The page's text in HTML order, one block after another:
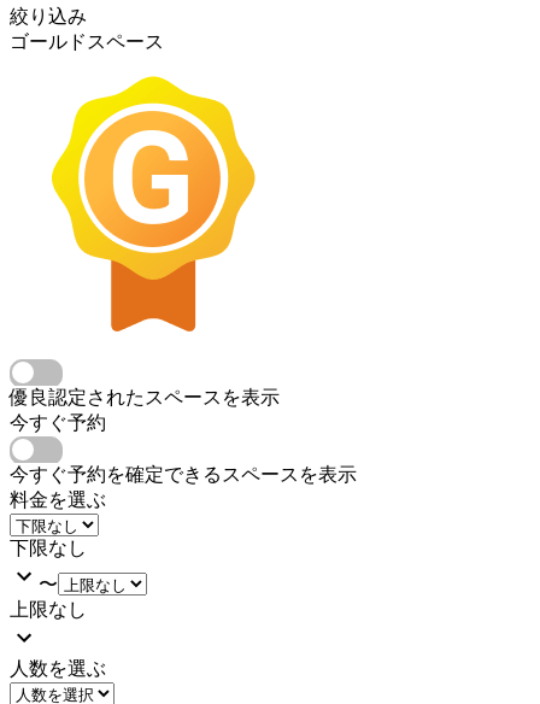
絞り込み
ゴールドスペース
優良認定されたスペースを表示
今すぐ予約
今すぐ予約を確定できるスペースを表示
料金を選ぶ
下限なし
〜
上限なし
人数を選ぶ